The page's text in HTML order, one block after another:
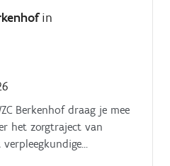
in
Berkenhof draag je mee
het zorgtraject van